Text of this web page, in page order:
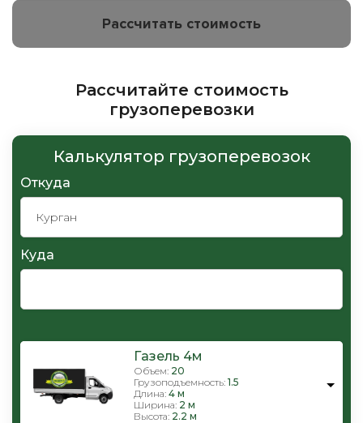
Рассчитать стоимость
Рассчитайте стоимость
грузоперевозки
Калькулятор грузоперевозок
Откуда
Куда
Газель 4м
Объем: 20
Грузоподъемность: 1.5
Длина: 4 м
Ширина: 2 м
Высота: 2.2 м